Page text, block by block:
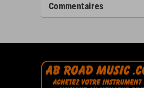
Commentaires